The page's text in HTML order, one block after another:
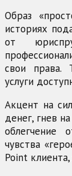
Образ
историях
от
свои права.
услуги
Акцент на
денег, гнев
облегчение
чувства
Point